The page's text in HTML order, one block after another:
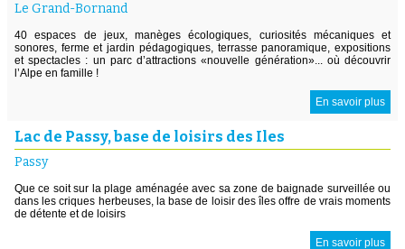
Le Grand-Bornand
40 espaces de jeux, manèges écologiques, curiosités mécaniques et
sonores, ferme et jardin pédagogiques, terrasse panoramique, expositions
et spectacles : un parc d’attractions «nouvelle génération»... où découvrir
l’Alpe en famille !
En savoir plus
Lac de Passy, base de loisirs des Iles
Passy
Que ce soit sur la plage aménagée avec sa zone de baignade surveillée ou
dans les criques herbeuses, la base de loisir des îles offre de vrais moments
de détente et de loisirs
En savoir plus